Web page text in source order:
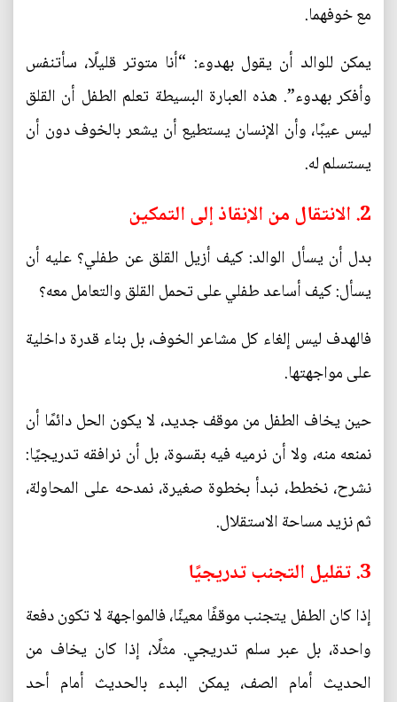
مع خوفهما.
يمكن للوالد أن يقول بهدوء: “أنا متوتر قليلًا، سأتنفس
وأفكر بهدوء”. هذه العبارة البسيطة تعلم الطفل أن القلق
ليس عيبًا، وأن الإنسان يستطيع أن يشعر بالخوف دون أن
يستسلم له.
2. الانتقال من الإنقاذ إلى التمكين
بدل أن يسأل الوالد: كيف أزيل القلق عن طفلي؟ عليه أن
يسأل: كيف أساعد طفلي على تحمل القلق والتعامل معه؟
فالهدف ليس إلغاء كل مشاعر الخوف، بل بناء قدرة داخلية
على مواجهتها.
حين يخاف الطفل من موقف جديد، لا يكون الحل دائمًا أن
نمنعه منه، ولا أن نرميه فيه بقسوة، بل أن نرافقه تدريجيًا:
نشرح، نخطط، نبدأ بخطوة صغيرة، نمدحه على المحاولة،
ثم نزيد مساحة الاستقلال.
3. تقليل التجنب تدريجيًا
إذا كان الطفل يتجنب موقفًا معينًا، فالمواجهة لا تكون دفعة
واحدة، بل عبر سلم تدريجي. مثلًا، إذا كان يخاف من
الحديث أمام الصف، يمكن البدء بالحديث أمام أحد